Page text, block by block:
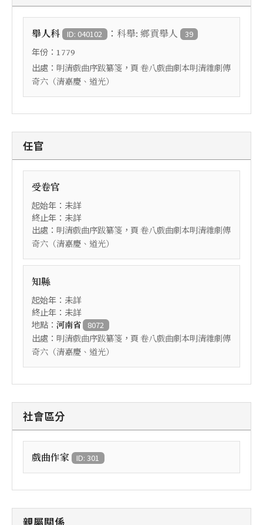
舉人科 ID: 040102 ： 科舉: 鄉貢舉人 39
年份： 1779
出處： 明清戲曲序跋纂箋 ，頁 卷八戲曲劇本明清雜劇傳
奇六（清嘉慶、道光）
任官
受卷官
起始年：未詳
終止年：未詳
出處： 明清戲曲序跋纂箋 ，頁 卷八戲曲劇本明清雜劇傳
奇六（清嘉慶、道光）
知縣
起始年：未詳
終止年：未詳
地點： 河南省 8072
出處： 明清戲曲序跋纂箋 ，頁 卷八戲曲劇本明清雜劇傳
奇六（清嘉慶、道光）
社會區分
戲曲作家 ID: 301
親屬關係